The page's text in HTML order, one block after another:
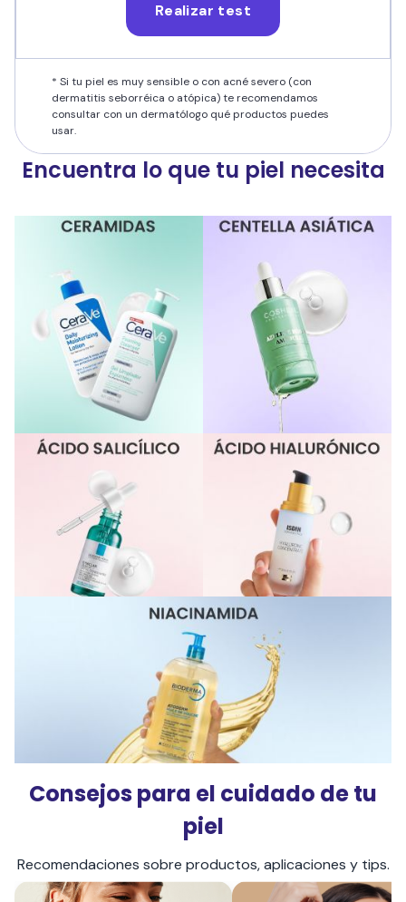
Realizar test
* Si tu piel es muy sensible o con acné severo (con
dermatitis seborréica o atópica) te recomendamos
consultar con un dermatólogo qué productos puedes
usar.
Encuentra lo que tu piel necesita
Consejos para el cuidado de tu
piel
Recomendaciones sobre productos, aplicaciones y tips.